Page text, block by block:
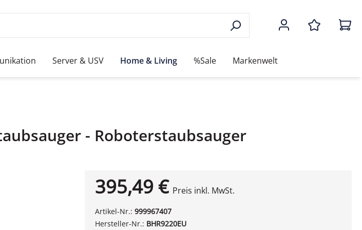
Server & USV Home & Living %Sale Markenwelt
- Roboterstaubsauger
395,49 € Preis inkl. MwSt.
Artikel-Nr.: 999967407
Hersteller-Nr.: BHR9220EU